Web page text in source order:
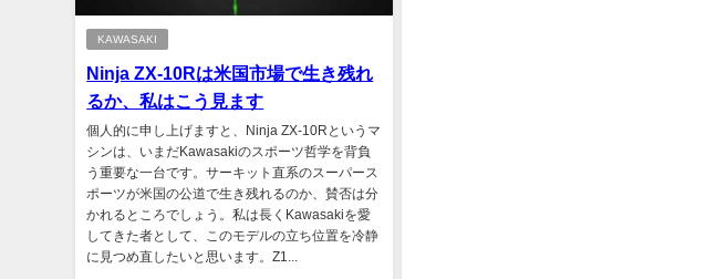
KAWASAKI
Ninja ZX-10Rは米国市場で生き残れ
るか、私はこう見ます
個人的に申し上げますと、Ninja ZX-10Rというマ
シンは、いまだKawasakiのスポーツ哲学を背負
う重要な一台です。サーキット直系のスーパース
ポーツが米国の公道で生き残れるのか、賛否は分
かれるところでしょう。私は長くKawasakiを愛
してきた者として、このモデルの立ち位置を冷静
に見つめ直したいと思います。Z1...